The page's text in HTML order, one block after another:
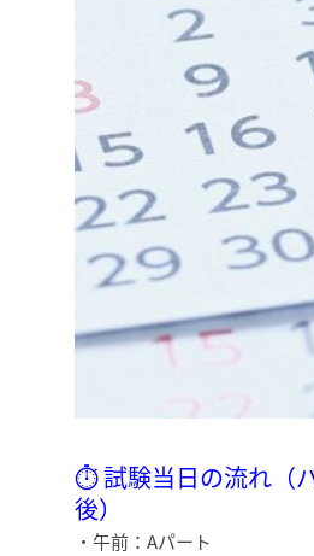
⏱ 試験当日の流れ（
後）
・午前：Aパート